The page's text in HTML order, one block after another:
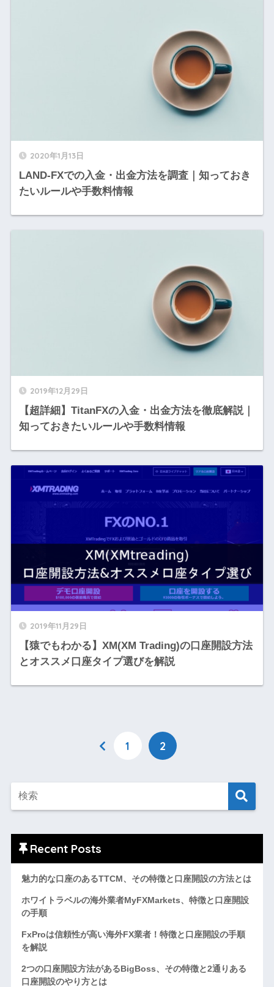
2020年1月13日
LAND-FXでの入金・出金方法を調査｜知っておき
たいルールや手数料情報
2019年12月29日
【超詳細】TitanFXの入金・出金方法を徹底解説｜
知っておきたいルールや手数料情報
2019年11月29日
【猿でもわかる】XM(XM Trading)の口座開設方法
とオススメ口座タイプ選びを解説
1 2
Recent Posts
魅力的な口座のあるTTCM、その特徴と口座開設の方法とは
ホワイトラベルの海外業者MyFXMarkets、特徴と口座開設
の手順
FxProは信頼性が高い海外FX業者！特徴と口座開設の手順
を解説
2つの口座開設方法があるBigBoss、その特徴と2通りある
口座開設のやり方とは